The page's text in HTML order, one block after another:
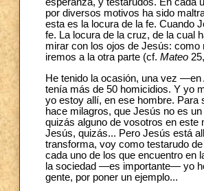
esperanza, y testarudos. En cada
por diversos motivos ha sido
esta es la locura de la fe. Cuando
fe. La locura de la cruz, de la cual
mirar con los ojos de Jesús:
iremos a la otra parte (cf. Mateo
He tenido la ocasión, una vez
tenía más de 50 homicidios. Y yo
yo estoy allí, en ese hombre. Para
hace milagros, que Jesús no es
quizás alguno de vosotros en este
Jesús, quizás... Pero Jesús está
transforma, voy como testarudo
cada uno de los que encuentro en
la sociedad —es importante— yo
gente, por poner un ejemplo...